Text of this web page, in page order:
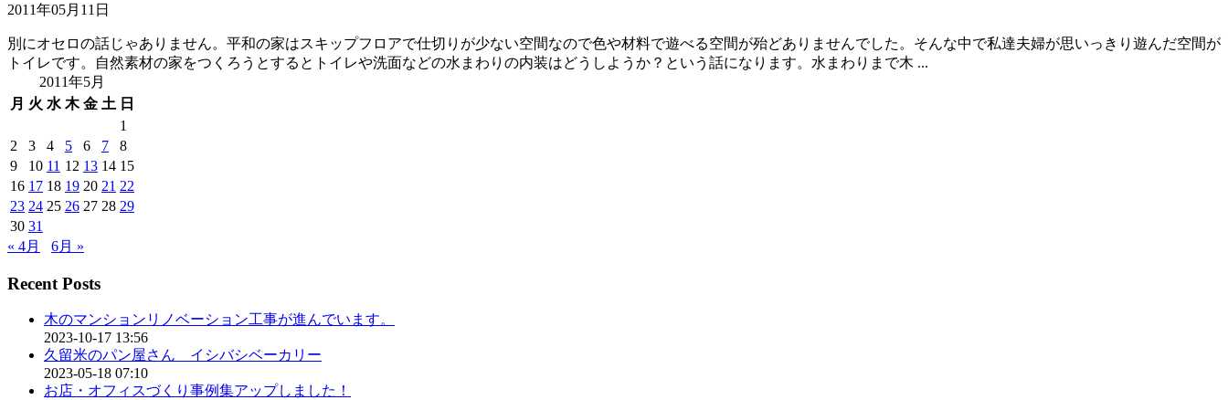
2011年05月11日
別にオセロの話じゃありません。平和の家はスキップフロアで仕切りが少ない空間なので色や材料で遊べる空間が殆どありませんでした。そんな中で私達夫婦が思いっきり遊んだ空間が
トイレです。自然素材の家をつくろうとするとトイレや洗面などの水まわりの内装はどうしようか？という話になります。水まわりまで木 ...
2011年5月
月 火 水 木 金 土 日
1
2
3 4 5 6 7
8
9
10 11 12 13 14 15
16 17 18 19 20 21 22
23 24 25 26 27 28 29
30 31
« 4月
6月 »
Recent Posts
木のマンションリノベーション工事が進んでいます。
2023-10-17 13:56
久留米のパン屋さん イシバシベーカリー
2023-05-18 07:10
お店・オフィスづくり事例集アップしました！